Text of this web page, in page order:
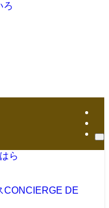
ろ
CONCIERGE DE